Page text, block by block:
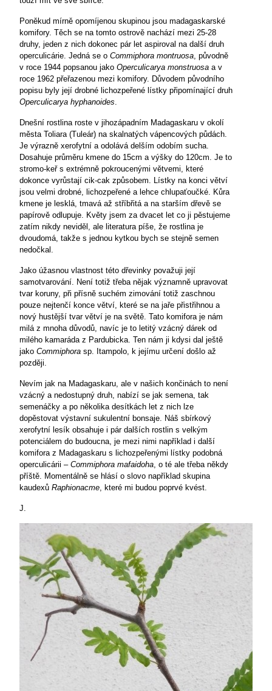
Poněkud mírně opomíjenou skupinou jsou madagaskarské
komifory. Těch se na tomto ostrově nachází mezi 25-28
druhy, jeden z nich dokonec pár let aspiroval na další druh
operculicárie. Jedná se o Commiphora montruosa, původně
v roce 1944 popsanou jako Operculicarya monstruosa a v
roce 1962 přeřazenou mezi komifory. Důvodem původního
popisu byly její drobné lichozpeřené lístky připomínající druh
Operculicarya hyphanoides.
Dnešní rostlina roste v jihozápadním Madagaskaru v okolí
města Toliara (Tuleár) na skalnatých vápencových půdách.
Je výrazně xerofytní a odolává delším odobím sucha.
Dosahuje průměru kmene do 15cm a výšky do 120cm. Je to
stromo-keř s extrémně pokroucenými větvemi, které
dokonce vyrůstají cik-cak způsobem. Lístky na konci větví
jsou velmi drobné, lichozpeřené a lehce chlupaťoučké. Kůra
kmene je lesklá, tmavá až stříbřitá a na starším dřevě se
papírově odlupuje. Květy jsem za dvacet let co ji pěstujeme
zatím nikdy neviděl, ale literatura píše, že rostlina je
dvoudomá, takže s jednou kytkou bych se stejně semen
nedočkal.
Jako úžasnou vlastnost této dřevinky považuji její
samotvarování. Není totiž třeba nějak významně upravovat
tvar koruny, při přísně suchém zimování totiž zaschnou
pouze nejtenčí konce větví, které se na jaře přistřihnou a
nový hustější tvar větví je na světě. Tato komifora je nám
milá z mnoha důvodů, navíc je to letitý vzácný dárek od
milého kamaráda z Pardubicka. Ten nám ji kdysi dal ještě
jako Commiphora sp. Itampolo, k jejímu určení došlo až
později.
Nevím jak na Madagaskaru, ale v našich končinách to není
vzácný a nedostupný druh, nabízí se jak semena, tak
semenáčky a po několika desítkách let z nich lze
dopěstovat výstavní sukulentní bonsaje. Náš sbírkový
xerofytní lesík obsahuje i pár dalších rostlin s velkým
potenciálem do budoucna, je mezi nimi například i další
komifora z Madagaskaru s lichozpeřenými lístky podobná
operculicárii – Commiphora mafaidoha, o té ale třeba někdy
příště. Momentálně se hlásí o slovo například skupina
kaudexů Raphionacme, které mi budou poprvé kvést.
J.